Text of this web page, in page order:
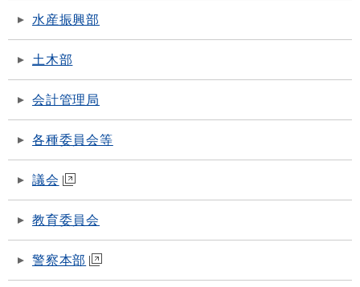
水産振興部
土木部
会計管理局
各種委員会等
議会
教育委員会
警察本部